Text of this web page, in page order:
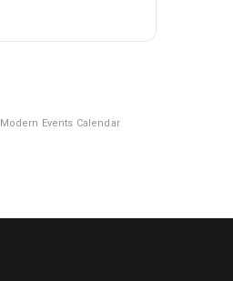
Modern Events Calendar